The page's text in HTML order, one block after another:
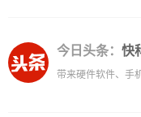
今日头条： 快
带来硬件软件、手